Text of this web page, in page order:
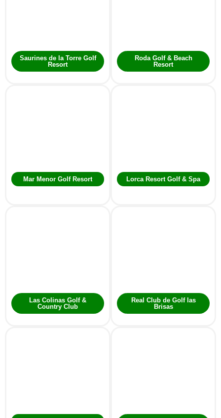
Saurines de la Torre Golf
Resort
Roda Golf & Beach
Resort
Mar Menor Golf Resort Lorca Resort Golf & Spa
Las Colinas Golf &
Country Club
Real Club de Golf las
Brisas